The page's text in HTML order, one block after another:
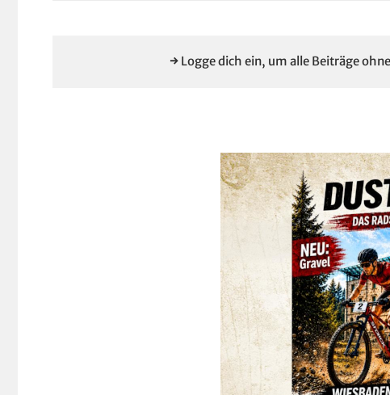
→ Logge dich ein, um alle Beiträge